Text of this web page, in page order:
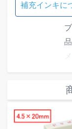
補充インキに
仕様